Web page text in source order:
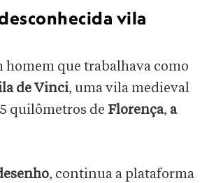
vila
homem que trabalhava como
de Vinci, uma vila medieval
quilômetros de Florença, a
, continua a plataforma